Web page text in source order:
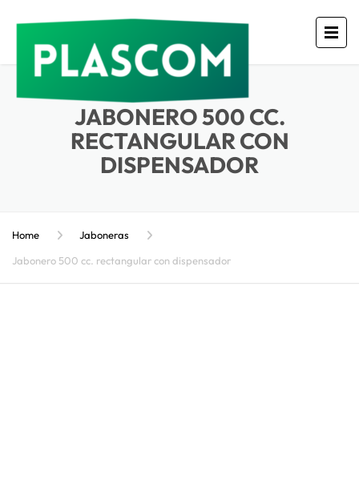
JABONERO 500 CC.
RECTANGULAR CON
DISPENSADOR
Home
Jaboneras
Jabonero 500 cc. rectangular con dispensador